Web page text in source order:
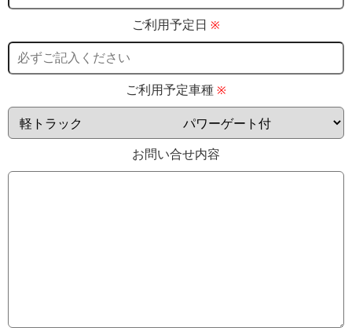
ご利用予定日 ※
ご利用予定車種 ※
お問い合せ内容